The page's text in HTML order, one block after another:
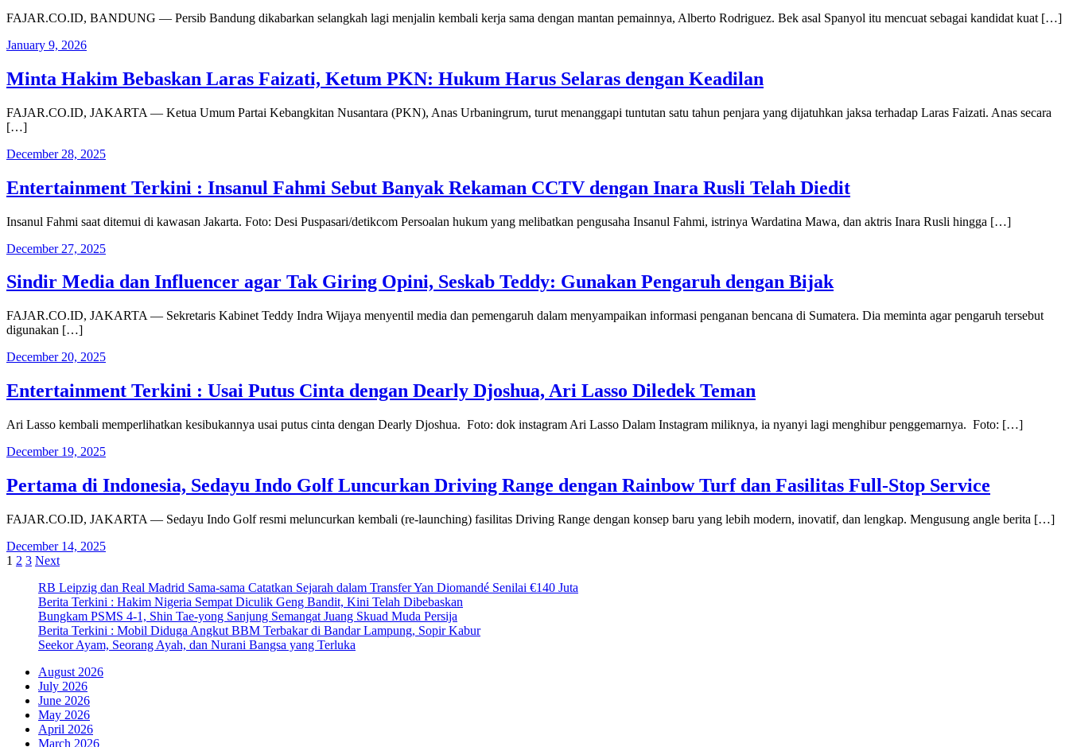
FAJAR.CO.ID, BANDUNG — Persib Bandung dikabarkan selangkah lagi menjalin kembali kerja sama dengan mantan pemainnya, Alberto Rodriguez. Bek asal Spanyol itu mencuat sebagai kandidat kuat […]
January 9, 2026
Minta Hakim Bebaskan Laras Faizati, Ketum PKN: Hukum Harus Selaras dengan Keadilan
FAJAR.CO.ID, JAKARTA — Ketua Umum Partai Kebangkitan Nusantara (PKN), Anas Urbaningrum, turut menanggapi tuntutan satu tahun penjara yang dijatuhkan jaksa terhadap Laras Faizati. Anas secara
[…]
December 28, 2025
Entertainment Terkini : Insanul Fahmi Sebut Banyak Rekaman CCTV dengan Inara Rusli Telah Diedit
Insanul Fahmi saat ditemui di kawasan Jakarta. Foto: Desi Puspasari/detikcom Persoalan hukum yang melibatkan pengusaha Insanul Fahmi, istrinya Wardatina Mawa, dan aktris Inara Rusli hingga […]
December 27, 2025
Sindir Media dan Influencer agar Tak Giring Opini, Seskab Teddy: Gunakan Pengaruh dengan Bijak
FAJAR.CO.ID, JAKARTA — Sekretaris Kabinet Teddy Indra Wijaya menyentil media dan pemengaruh dalam menyampaikan informasi penganan bencana di Sumatera. Dia meminta agar pengaruh tersebut
digunakan […]
December 20, 2025
Entertainment Terkini : Usai Putus Cinta dengan Dearly Djoshua, Ari Lasso Diledek Teman
Ari Lasso kembali memperlihatkan kesibukannya usai putus cinta dengan Dearly Djoshua. Foto: dok instagram Ari Lasso Dalam Instagram miliknya, ia nyanyi lagi menghibur penggemarnya. Foto: […]
December 19, 2025
Pertama di Indonesia, Sedayu Indo Golf Luncurkan Driving Range dengan Rainbow Turf dan Fasilitas Full-Stop Service
FAJAR.CO.ID, JAKARTA — Sedayu Indo Golf resmi meluncurkan kembali (re-launching) fasilitas Driving Range dengan konsep baru yang lebih modern, inovatif, dan lengkap. Mengusung angle berita […]
December 14, 2025
Posts
pagination
1 2 3 Next
RB Leipzig dan Real Madrid Sama-sama Catatkan Sejarah dalam Transfer Yan Diomandé Senilai €140 Juta
Berita Terkini : Hakim Nigeria Sempat Diculik Geng Bandit, Kini Telah Dibebaskan
Bungkam PSMS 4-1, Shin Tae-yong Sanjung Semangat Juang Skuad Muda Persija
Berita Terkini : Mobil Diduga Angkut BBM Terbakar di Bandar Lampung, Sopir Kabur
Seekor Ayam, Seorang Ayah, dan Nurani Bangsa yang Terluka
August 2026
July 2026
June 2026
May 2026
April 2026
March 2026